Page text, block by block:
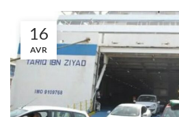
16
AVR